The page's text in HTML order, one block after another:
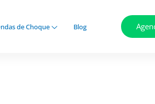
de Choque Blog